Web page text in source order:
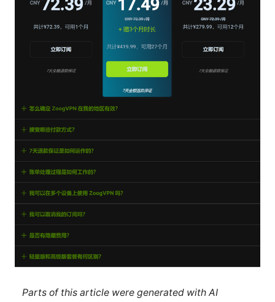
Parts of this article were generated with AI